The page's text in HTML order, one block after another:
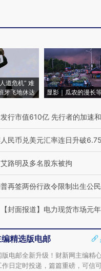
道危机” 难
牙飞地休达
显影｜瓜农的漫长
行市值610亿 先行者的加速
民币兑美元汇率连日升破6.75
艾路明及多名股东被拘
再签两份行政令限制出生公
【封面报道】电力现货市场元
精选版电邮
版电邮全新升级！财新网主编精
作日定时投递，篇篇重磅，可信